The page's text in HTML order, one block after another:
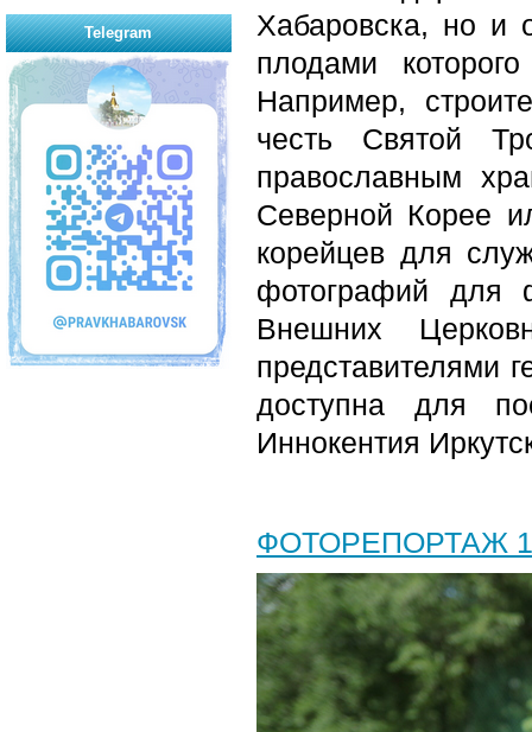
Хабаровска, но и
плодами
Например,
честь Святой
православным
Северной Корее
корейцев для
фотографий для
Внешних
представителями
доступна для
Иннокентия
ФОТОРЕПОРТАЖ 1
Telegram